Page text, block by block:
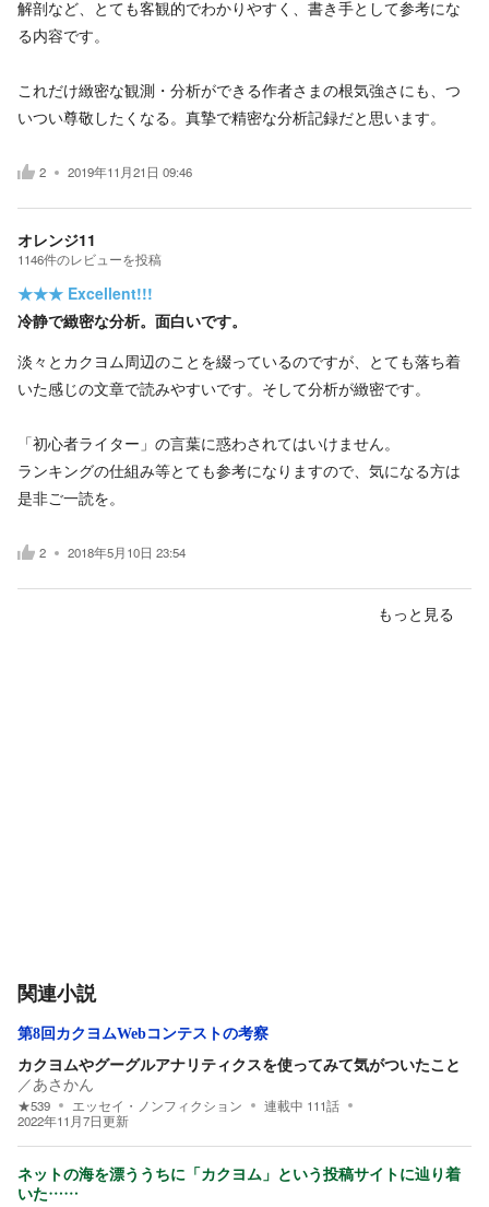
解剖など、とても客観的でわかりやすく、書き手として参考にな
る内容です。
これだけ緻密な観測・分析ができる作者さまの根気強さにも、つ
いつい尊敬したくなる。真摯で精密な分析記録だと思います。
2 2019年11月21日 09:46
オレンジ11
1146件のレビューを投稿
★★★ Excellent!!!
冷静で緻密な分析。面白いです。
淡々とカクヨム周辺のことを綴っているのですが、とても落ち着
いた感じの文章で読みやすいです。そして分析が緻密です。
「初心者ライター」の言葉に惑わされてはいけません。
ランキングの仕組み等とても参考になりますので、気になる方は
是非ご一読を。
2 2018年5月10日 23:54
もっと見る
関連小説
第8回カクヨムWebコンテストの考察
カクヨムやグーグルアナリティクスを使ってみて気がついたこと
／あさかん
★539 エッセイ・ノンフィクション 連載中 111話
2022年11月7日更新
ネットの海を漂ううちに「カクヨム」という投稿サイトに辿り着
いた……